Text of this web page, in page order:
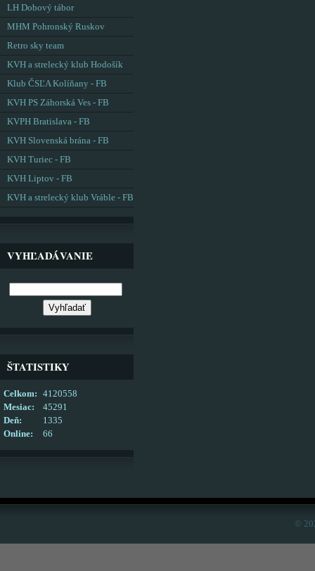
LH Dobový tábor
MHM Pohronský Ruskov
Retro sky team
KVH a strelecký klub Hodošík
Klub ČSĽA Kolíňany - FB
KVH PS Záhorská Ves - FB
KVPH Bratislava - FB
KVH Slovenská brána - FB
KVH Turiec - FB
KVH Liptov - FB
KVH a strelecký klub Vráble - FB
VYHĽADÁVANIE
ŠTATISTIKY
Online: 66
Celkom:
4120558
Mesiac:
45291
Deň:
1335
©